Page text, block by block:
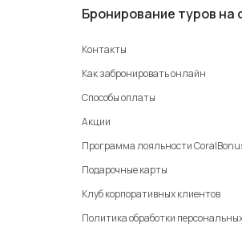
Бронирование туров на
Контакты
Как забронировать онлайн
Способы оплаты
Акции
Программа лояльности
Подарочные карты
Клуб корпоративных клиентов
Политика обработки